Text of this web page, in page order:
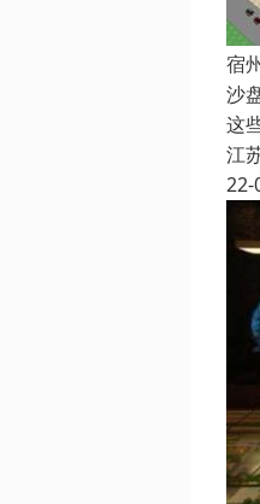
宿
沙
这
江
22-